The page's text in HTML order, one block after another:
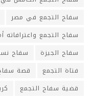
سفاح التجمع في مصر
سفاح التجمع واعترافاته
سفاح الجيزة
سفاح
فتاة التجمع
قصة
قضية سفاح التجمع